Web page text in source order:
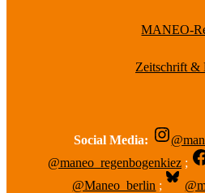
MANEO-
Zeitschrift &
Social Media:
@maneo_regenbogenkiez ;
@Maneo_berlin ;